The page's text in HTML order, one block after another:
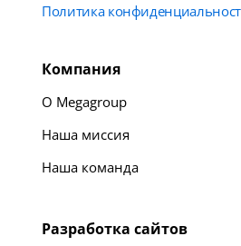
Политика
Компания
О Megagroup
Наша миссия
Наша команда
Разработка сайтов